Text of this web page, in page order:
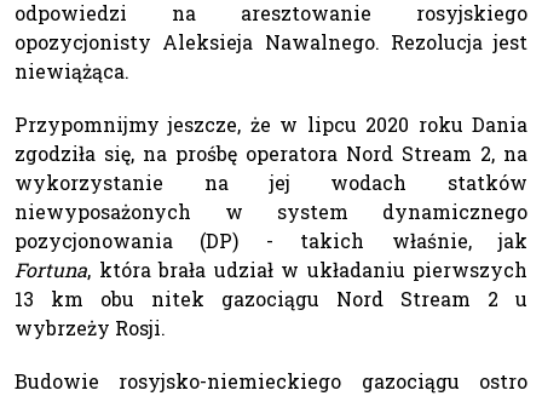
odpowiedzi na aresztowanie rosyjskiego
opozycjonisty Aleksieja Nawalnego. Rezolucja jest
niewiążąca.
Przypomnijmy jeszcze, że w lipcu 2020 roku Dania
zgodziła się, na prośbę operatora Nord Stream 2, na
wykorzystanie na jej wodach statków
niewyposażonych w system dynamicznego
pozycjonowania (DP) - takich właśnie, jak
Fortuna, która brała udział w układaniu pierwszych
13 km obu nitek gazociągu Nord Stream 2 u
wybrzeży Rosji.
Budowie rosyjsko-niemieckiego gazociągu ostro